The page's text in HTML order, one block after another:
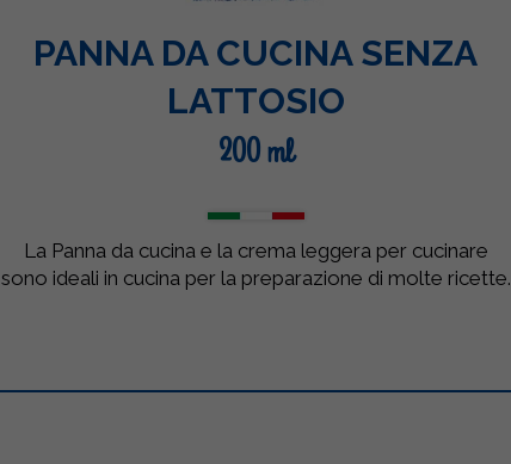
PANNA DA CUCINA SENZA
LATTOSIO
200 ml
La Panna da cucina e la crema leggera per cucinare
sono ideali in cucina per la preparazione di molte ricette.